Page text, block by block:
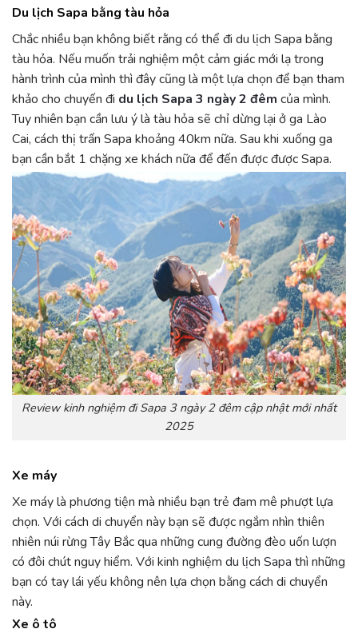
Du lịch Sapa bằng tàu hỏa
Chắc nhiều bạn không biết rằng có thể đi du lịch Sapa bằng
tàu hỏa. Nếu muốn trải nghiệm một cảm giác mới lạ trong
hành trình của mình thì đây cũng là một lựa chọn để bạn tham
khảo cho chuyến đi du lịch Sapa 3 ngày 2 đêm của mình.
Tuy nhiên bạn cần lưu ý là tàu hỏa sẽ chỉ dừng lại ở ga Lào
Cai, cách thị trấn Sapa khoảng 40km nữa. Sau khi xuống ga
bạn cần bắt 1 chặng xe khách nữa để đến được được Sapa.
Review kinh nghiệm đi Sapa 3 ngày 2 đêm cập nhật mới nhất
2025
Xe máy
Xe máy là phương tiện mà nhiều bạn trẻ đam mê phượt lựa
chọn. Với cách di chuyển này bạn sẽ được ngắm nhìn thiên
nhiên núi rừng Tây Bắc qua những cung đường đèo uốn lượn
có đôi chút nguy hiểm. Với kinh nghiệm du lịch Sapa thì những
bạn có tay lái yếu không nên lựa chọn bằng cách di chuyển
này.
Xe ô tô